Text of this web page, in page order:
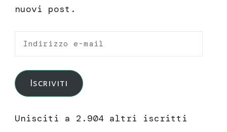
nuovi post.
Indirizzo
mail
Iscriviti
Unisciti a 2.904 altri iscritti